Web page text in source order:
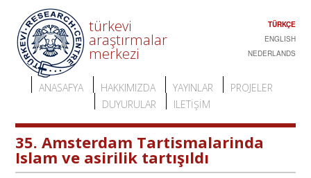
TÜRKÇE
ENGLISH
NEDERLANDS
türkevi
araştırmalar
merkezi
ANASAFYA HAKKIMIZDA YAYINLAR
PROJELER
DUYURULAR
ILETIŞIM
35. Amsterdam Tartismalarinda
Islam ve asirilik tartışıldı